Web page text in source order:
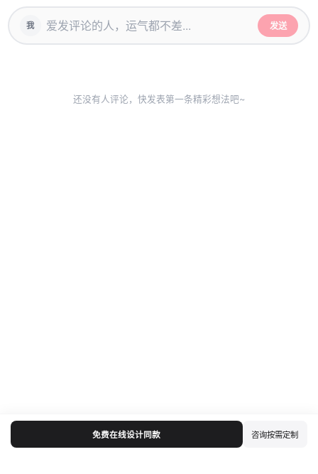
免费在线设计同款 咨询按需定制
我 发送
还没有人评论，快发表第一条精彩想法吧~